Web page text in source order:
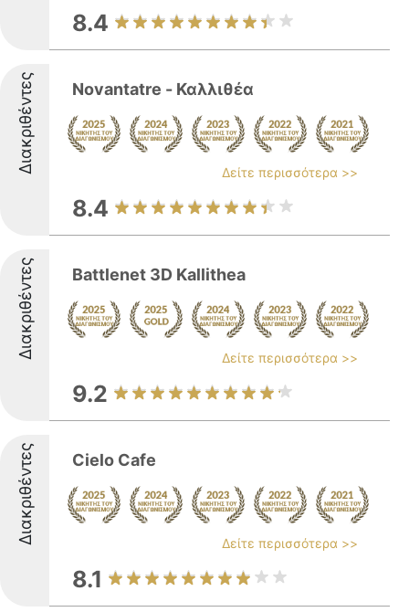
8.4
Διακριθέντες Novantatre - Καλλιθέα
Δείτε περισσότερα >>
8.4
Διακριθέντες Battlenet 3D Kallithea
Δείτε περισσότερα >>
9.2
Διακριθέντες Cielo Cafe
Δείτε περισσότερα >>
8.1